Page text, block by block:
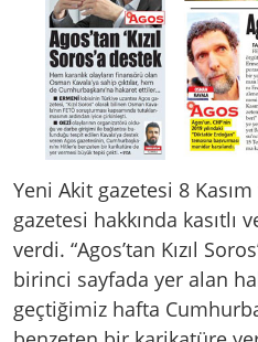
Yeni Akit gazetesi 8
gazetesi hakkında kasıtlı
verdi. “Agos’tan Kızıl
birinci sayfada yer alan
geçtiğimiz hafta